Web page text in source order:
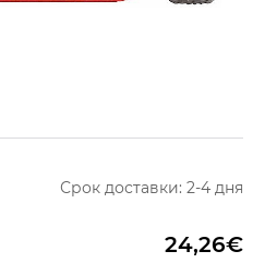
Срок доставки: 2-4 дня
24,26€